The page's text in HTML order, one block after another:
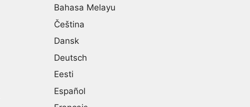
Bahasa Melayu
Čeština
Dansk
Deutsch
Eesti
Español